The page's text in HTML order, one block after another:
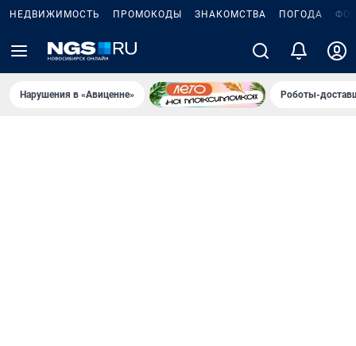
НЕДВИЖИМОСТЬ ПРОМОКОДЫ ЗНАКОМСТВА ПОГОДА
Нарушения в «Авиценне» Роботы-